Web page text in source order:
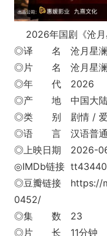
2026年国剧《沧月
◎译 名 沧月星澜
◎片 名 沧月星澜
◎年 代 2026
◎产 地 中国大
◎类 别 剧情 / 爱
◎语 言 汉语普通
◎上映日期 2026-
◎IMDb链接
◎豆瓣链接 https://
0452/
◎集 数 23
◎片 长 11分钟